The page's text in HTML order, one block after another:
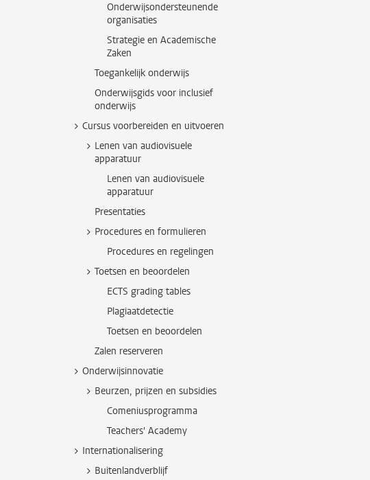
Onderwijsondersteunende
organisaties
Strategie en Academische
Zaken
Toegankelijk onderwijs
Onderwijsgids voor inclusief
onderwijs
Cursus voorbereiden en uitvoeren
Lenen van audiovisuele
apparatuur
Lenen van audiovisuele
apparatuur
Presentaties
Procedures en formulieren
Procedures en regelingen
Toetsen en beoordelen
ECTS grading tables
Plagiaatdetectie
Toetsen en beoordelen
Zalen reserveren
Onderwijsinnovatie
Beurzen, prijzen en subsidies
Comeniusprogramma
Teachers' Academy
Internationalisering
Buitenlandverblijf